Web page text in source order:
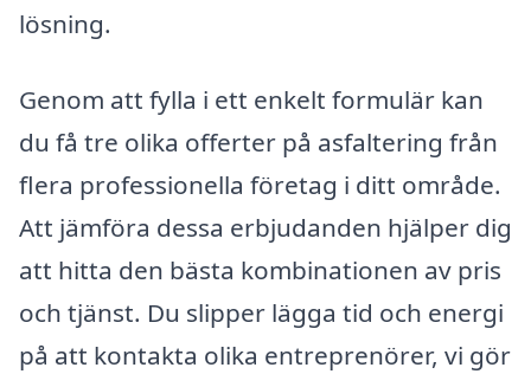
lösning.
Genom att fylla i ett enkelt formulär kan
du få tre olika offerter på asfaltering från
flera professionella företag i ditt område.
Att jämföra dessa erbjudanden hjälper dig
att hitta den bästa kombinationen av pris
och tjänst. Du slipper lägga tid och energi
på att kontakta olika entreprenörer, vi gör